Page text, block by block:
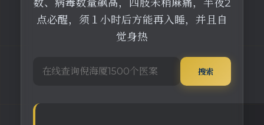
数、病毒数量飙高，四肢未稍麻痛，半夜2
点必醒，须１小时后方能再入睡，并且自
觉身热
搜索